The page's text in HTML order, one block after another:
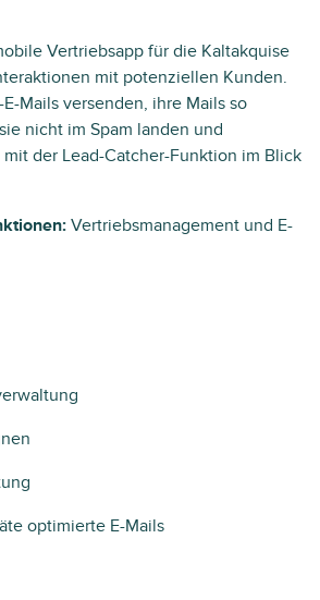
Vertriebsapp für die Kaltakquise
mit potenziellen Kunden.
Mails versenden, ihre Mails so
nicht im Spam landen und
der Lead-Catcher-Funktion im Blick
Vertriebsmanagement und E-
optimierte E-Mails